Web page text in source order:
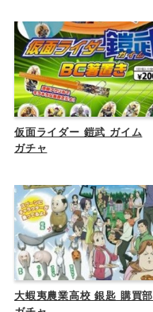
仮面ライダー 鎧武 ガイム
ガチャ
大蝦夷農業高校 銀匙 購買部